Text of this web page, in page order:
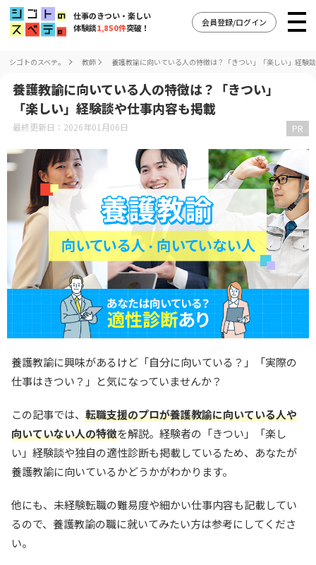
仕事のきつい・楽しい
体験談1,850件突破！
会員登録/ログイン
シゴトのスベテ。 教師 養護教諭に向いている人の特徴は？「きつい」「楽しい」経験
養護教諭に向いている人の特徴は？「きつい」
「楽しい」経験談や仕事内容も掲載
最終更新日：2026年01月06日 PR
養護教諭に興味があるけど「自分に向いている？」「実際の
仕事はきつい？」と気になっていませんか？
この記事では、 転職支援のプロが養護教諭に向いている人や
向いていない人の特徴を解説。経験者の「きつい」「楽し
い」経験談や独自の適性診断も掲載しているため、あなたが
養護教諭に向いているかどうかがわかります。
他にも、未経験転職の難易度や細かい仕事内容も記載してい
るので、養護教諭の職に就いてみたい方は参考にしてくださ
い。